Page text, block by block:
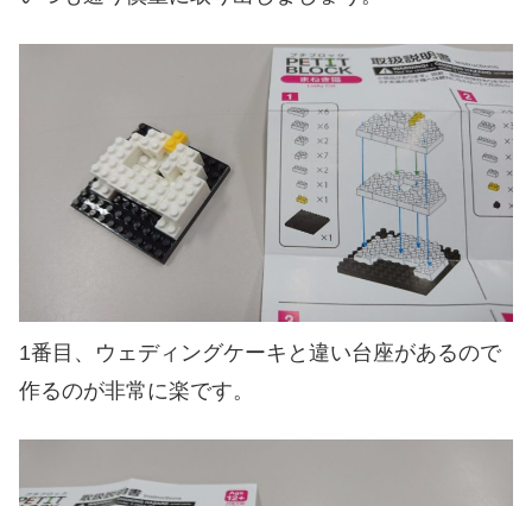
1番目、ウェディングケーキと違い台座があるので
作るのが非常に楽です。